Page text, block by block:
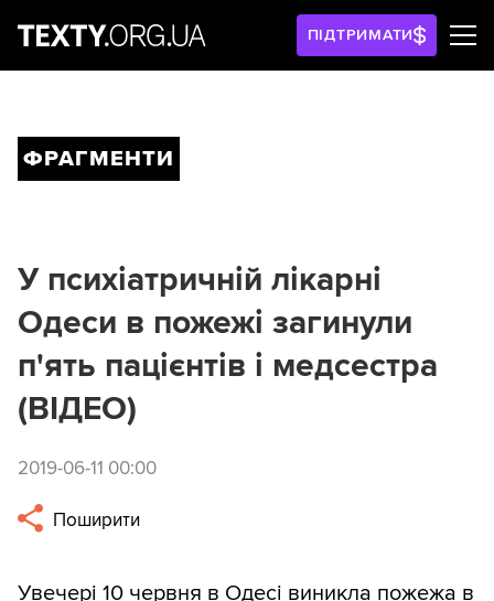
ПІДТРИМАТИ
ФРАГМЕНТИ
У психіатричній лікарні
Одеси в пожежі загинули
п'ять пацієнтів і медсестра
(ВІДЕО)
2019-06-11 00:00
Поширити
Увечері 10 червня в Одесі виникла пожежа в